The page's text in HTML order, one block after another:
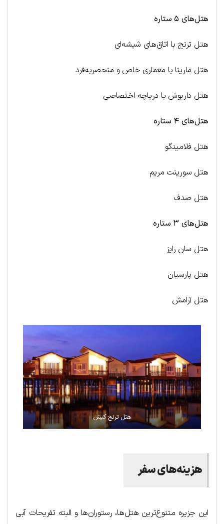
هتل‌های ۵ ستاره
هتل ترنج با اتاق‌های شیشه‌ای
هتل مارینا با معماری خاص و منحصربه‌فرد
هتل داریوش با دریاچه اختصاصی
هتل‌های ۴ ستاره
هتل فلامینگو
هتل سورینت مریم
هتل صدف
هتل‌های ۳ ستاره
هتل سان رایز
هتل پارسیان
هتل آرامش
هتل ترنج کیش
هزینه‌های سفر
این جزیره متنوع‌ترین هتل‌ها، رستوران‌ها و البته تفریحات آبی